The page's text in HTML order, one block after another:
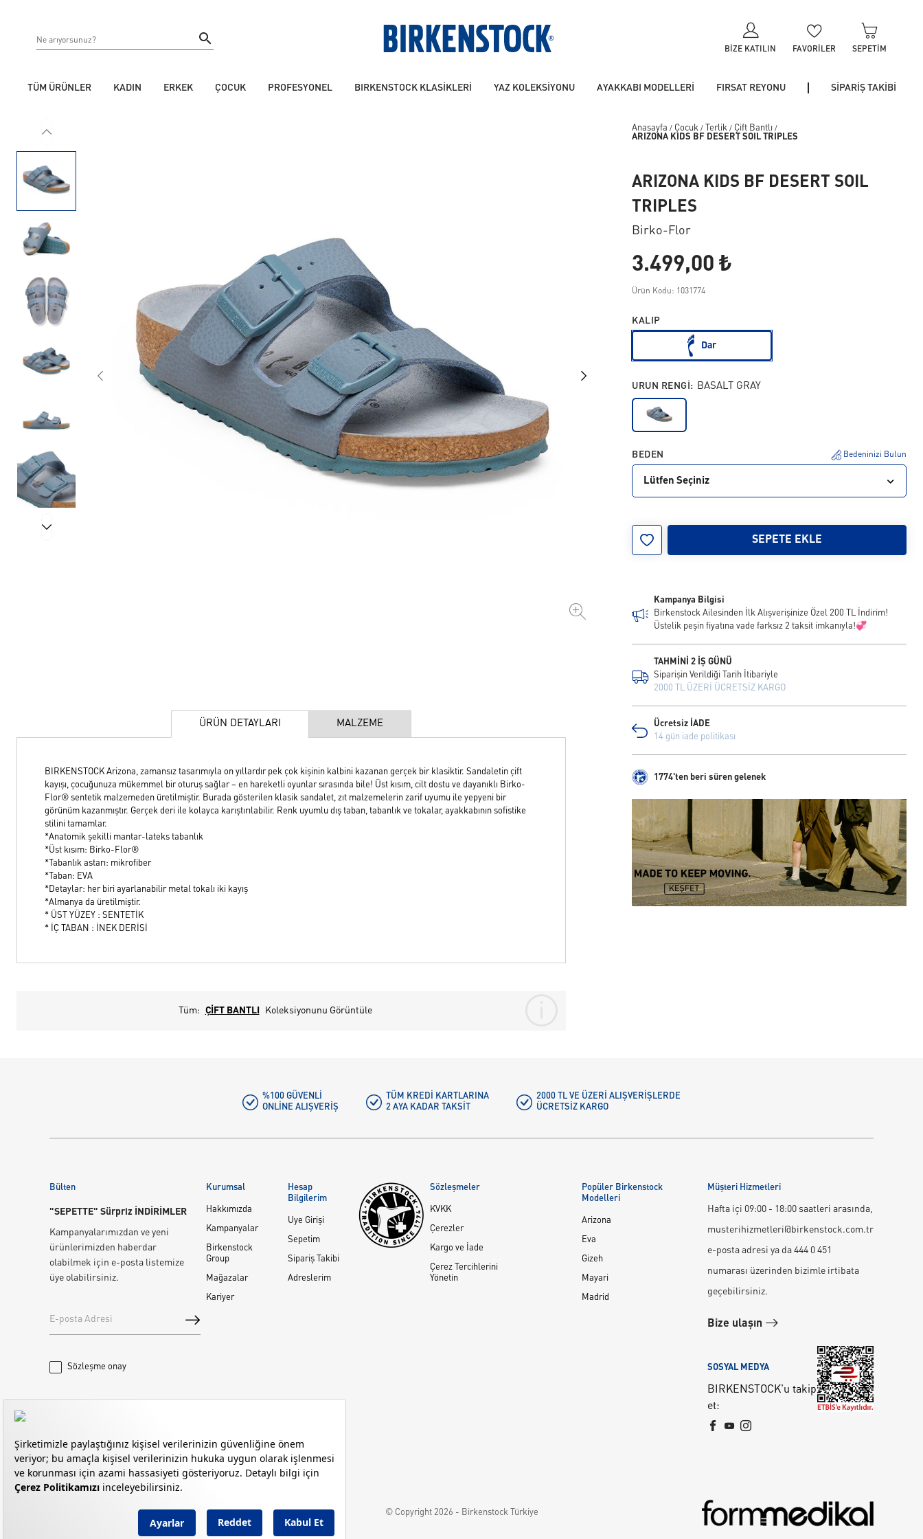
BIZE KATILIN FAVORILER SEPETIM
TÜM ÜRÜNLER KADIN ERKEK ÇOCUK PROFESYONEL BIRKENSTOCK KLASİKLERİ YAZ KOLEKSİYONU AYAKKABI MODELLERİ FIRSAT REYONU SİPARİŞ TAKİBİ
ÜRÜN DETAYLARI MALZEME
BIRKENSTOCK Arizona, zamansız tasarımıyla on yıllardır pek çok kişinin kalbini kazanan gerçek bir klasiktir. Sandaletin çift
kayışı, çocuğunuza mükemmel bir oturuş sağlar – en hareketli oyunlar sırasında bile! Üst kısım, cilt dostu ve dayanıklı Birko-
Flor® sentetik malzemeden üretilmiştir. Burada gösterilen klasik sandalet, zıt malzemelerin zarif uyumu ile yepyeni bir
görünüm kazanmıştır. Gerçek deri ile kolayca karıştırılabilir. Renk uyumlu dış taban, tabanlık ve tokalar, ayakkabının sofistike
stilini tamamlar.
*Anatomik şekilli mantar-lateks tabanlık
*Üst kısım: Birko-Flor®
*Tabanlık astarı: mikrofiber
*Taban: EVA
*Detaylar: her biri ayarlanabilir metal tokalı iki kayış
*Almanya da üretilmiştir.
* ÜST YÜZEY : SENTETİK
* İÇ TABAN : İNEK DERİSİ
Tüm: ÇİFT BANTLI Koleksiyonunu Görüntüle
Anasayfa / Çocuk / Terlik / Çift Bantlı /
ARIZONA KIDS BF DESERT SOIL TRIPLES
ARIZONA KIDS BF DESERT SOIL
TRIPLES
Birko-Flor
3.499,00 ₺
Ürün Kodu: 1031774
KALIP
Dar
URUN RENGI: BASALT GRAY
BEDEN Bedeninizi Bulun
Lütfen Seçiniz
34
SEPETE EKLE
Kampanya Bilgisi
Birkenstock Ailesinden İlk Alışverişinize Özel 200 TL İndirim!
Üstelik peşin fiyatına vade farksız 2 taksit imkanıyla!💞
TAHMİNİ 2 İŞ GÜNÜ
Siparişin Verildiği Tarih İtibariyle
2000 TL ÜZERİ ÜCRETSİZ KARGO
Ücretsiz İADE
14 gün iade politikası
1774'ten beri süren gelenek
%100 GÜVENLI
ONLINE ALIŞVERIŞ
TÜM KREDI KARTLARINA
2 AYA KADAR TAKSIT
2000 TL VE ÜZERİ ALIŞVERİŞLERDE
ÜCRETSIZ KARGO
Bülten
"SEPETTE" Sürpriz İNDİRİMLER
Kampanyalarımızdan ve yeni
ürünlerimizden haberdar
olabilmek için e-posta listemize
üye olabilirsiniz.
Sözleşme onay
Kurumsal
Hakkımızda
Kampanyalar
Birkenstock
Group
Mağazalar
Kariyer
Hesap
Bilgilerim
Üye Girişi
Sepetim
Sipariş Takibi
Adreslerim
Sözleşmeler
KVKK
Çerezler
Kargo ve İade
Çerez Tercihlerini
Yönetin
Popüler Birkenstock
Modelleri
Arizona
Eva
Gizeh
Mayari
Madrid
Müşteri Hizmetleri
Hafta içi 09:00 - 18:00 saatleri arasında,
musterihizmetleri@birkenstock.com.tr
e-posta adresi ya da 444 0 451
numarası üzerinden bizimle irtibata
geçebilirsiniz.
Bize ulaşın
SOSYAL MEDYA
BIRKENSTOCK'u takip
et:
© Copyright 2026 - Birkenstock Türkiye